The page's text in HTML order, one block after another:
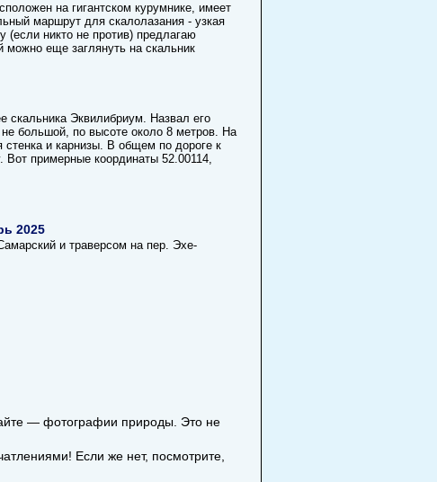
на гигантском курумнике, имеет
маршрут для скалолазания - узкая
никто не против) предлагаю
можно еще заглянуть на скальник
скальника Эквилибриум. Назвал его
большой, по высоте около 8 метров. На
и карнизы. В общем по дороге к
примерные координаты 52.00114,
2025
и траверсом на пер. Эхе-
— фотографии природы. Это не
Если же нет, посмотрите,